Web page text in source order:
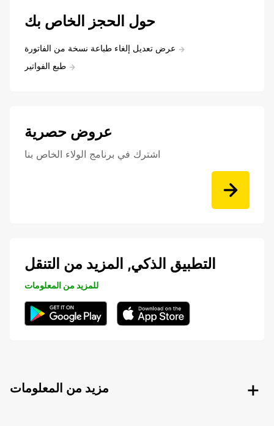
حول الحجز الخاص بك
عرض تعديل إلغاء طباعة نسخة من الفاتورة
طبع الفواتير
عروض حصرية
اشترك في برنامج الولاء الخاص بنا
التطبيق الذكي, المزيد من التنقل
للمزيد من المعلومات
مزيد من المعلومات